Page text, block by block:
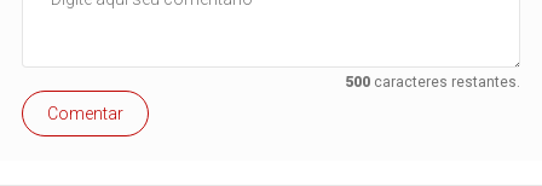
500caracteres restantes.
Comentar